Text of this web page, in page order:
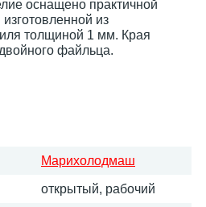
оснащено практичной
из
толщиной 1 мм. Края
файльца.
Марихолодмаш
открытый, рабочий